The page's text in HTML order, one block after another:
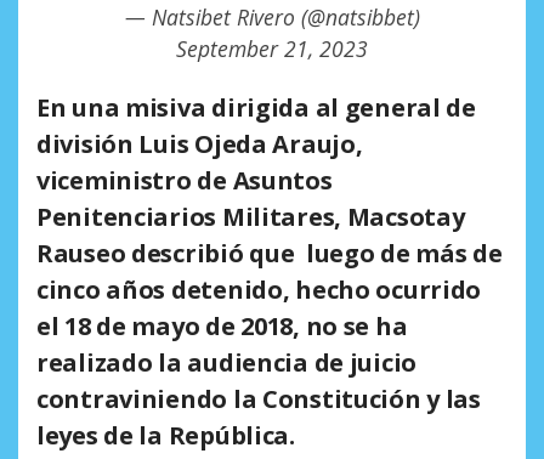
— Natsibet Rivero (@natsibbet)
September 21, 2023
En una misiva dirigida al general de
división Luis Ojeda Araujo,
viceministro de Asuntos
Penitenciarios Militares, Macsotay
Rauseo describió que luego de más de
cinco años detenido, hecho ocurrido
el 18 de mayo de 2018, no se ha
realizado la audiencia de juicio
contraviniendo la Constitución y las
leyes de la República.